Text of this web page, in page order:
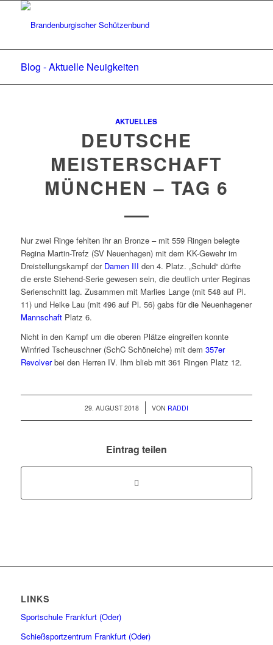
Blog - Aktuelle Neuigkeiten
AKTUELLES
DEUTSCHE
MEISTERSCHAFT
MÜNCHEN – TAG 6
Nur zwei Ringe fehlten ihr an Bronze – mit 559 Ringen belegte
Regina Martin-Trefz (SV Neuenhagen) mit dem KK-Gewehr im
Dreistellungskampf der Damen III den 4. Platz. „Schuld“ dürfte
die erste Stehend-Serie gewesen sein, die deutlich unter Reginas
Serienschnitt lag. Zusammen mit Marlies Lange (mit 548 auf Pl.
11) und Heike Lau (mit 496 auf Pl. 56) gabs für die Neuenhagener
MannschaftPlatz 6.
Nicht in den Kampf um die oberen Plätze eingreifen konnte
Winfried Tscheuschner (SchC Schöneiche) mit dem 357er
Revolverbei den Herren IV. Ihm blieb mit 361 Ringen Platz 12.
29. AUGUST 2018
/ VON RADDI
Eintrag teilen
LINKS
Sportschule Frankfurt (Oder)
Schießsportzentrum Frankfurt (Oder)